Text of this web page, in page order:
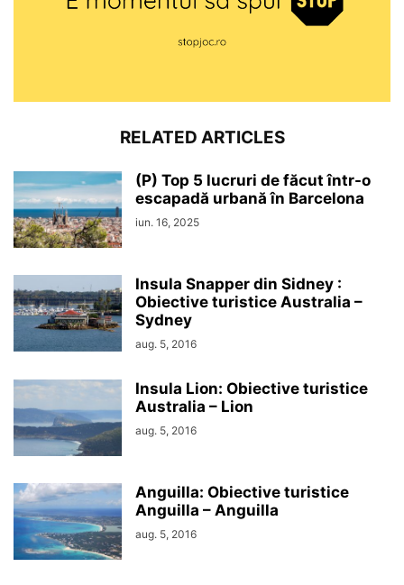
RELATED ARTICLES
(P) Top 5 lucruri de făcut într-o
escapadă urbană în Barcelona
iun. 16, 2025
Insula Snapper din Sidney :
Obiective turistice Australia –
Sydney
aug. 5, 2016
Insula Lion: Obiective turistice
Australia – Lion
aug. 5, 2016
Anguilla: Obiective turistice
Anguilla – Anguilla
aug. 5, 2016